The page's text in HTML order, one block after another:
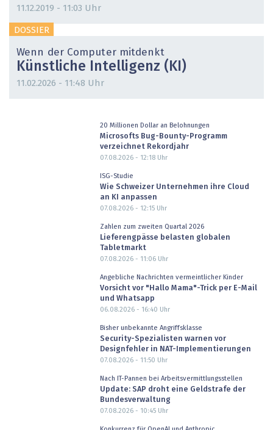
11.12.2019 - 11:03 Uhr
DOSSIER
Wenn der Computer mitdenkt
Künstliche Intelligenz (KI)
11.02.2026 - 11:48 Uhr
20 Millionen Dollar an Belohnungen
Microsofts Bug-Bounty-Programm
verzeichnet Rekordjahr
07.08.2026 - 12:18Uhr
ISG-Studie
Wie Schweizer Unternehmen ihre Cloud
an KI anpassen
07.08.2026 - 12:15Uhr
Zahlen zum zweiten Quartal 2026
Lieferengpässe belasten globalen
Tabletmarkt
07.08.2026 - 11:06Uhr
Angebliche Nachrichten vermeintlicher Kinder
Vorsicht vor "Hallo Mama"-Trick per E-Mail
und Whatsapp
06.08.2026 - 16:40 Uhr
Bisher unbekannte Angriffsklasse
Security-Spezialisten warnen vor
Designfehler in NAT-Implementierungen
07.08.2026 - 11:50 Uhr
Nach IT-Pannen bei Arbeitsvermittlungsstellen
Update: SAP droht eine Geldstrafe der
Bundesverwaltung
07.08.2026 - 10:45Uhr